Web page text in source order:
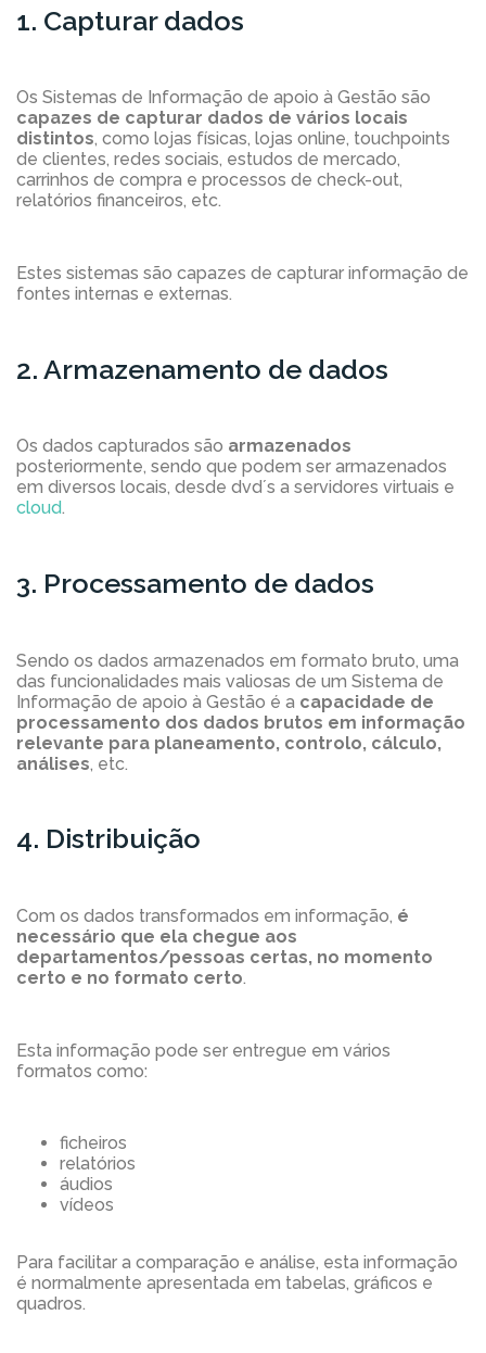
1. Capturar dados
Os Sistemas de Informação de apoio à Gestão são
capazes de capturar dados de vários locais
distintos, como lojas físicas, lojas online, touchpoints
de clientes, redes sociais, estudos de mercado,
carrinhos de compra e processos de check-out,
relatórios financeiros, etc.
Estes sistemas são capazes de capturar informação de
fontes internas e externas.
2. Armazenamento de dados
Os dados capturados são armazenados
posteriormente, sendo que podem ser armazenados
em diversos locais, desde dvd´s a servidores virtuais e
cloud.
3. Processamento de dados
Sendo os dados armazenados em formato bruto, uma
das funcionalidades mais valiosas de um Sistema de
Informação de apoio à Gestão é a capacidade de
processamento dos dados brutos em informação
relevante para planeamento, controlo, cálculo,
análises, etc.
4. Distribuição
Com os dados transformados em informação, é
necessário que ela chegue aos
departamentos/pessoas certas, no momento
certo e no formato certo.
Esta informação pode ser entregue em vários
formatos como:
ficheiros
relatórios
áudios
vídeos
Para facilitar a comparação e análise, esta informação
é normalmente apresentada em tabelas, gráficos e
quadros.